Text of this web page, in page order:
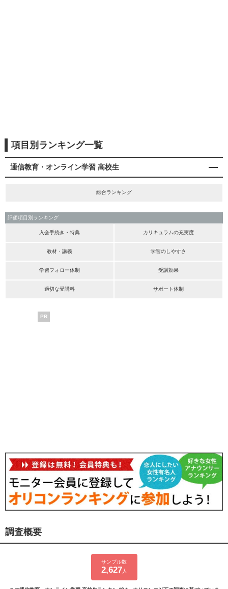
項目別ランキング一覧
通信教育・オンライン学習 高校生
総合ランキング
評価項目別ランキング
入会手続き・特典 カリキュラムの充実度
教材・講義 学習のしやすさ
学習フォロー体制 受講効果
適切な受講料 サポート体制
PR
調査概要
サンプル数
2,627 人